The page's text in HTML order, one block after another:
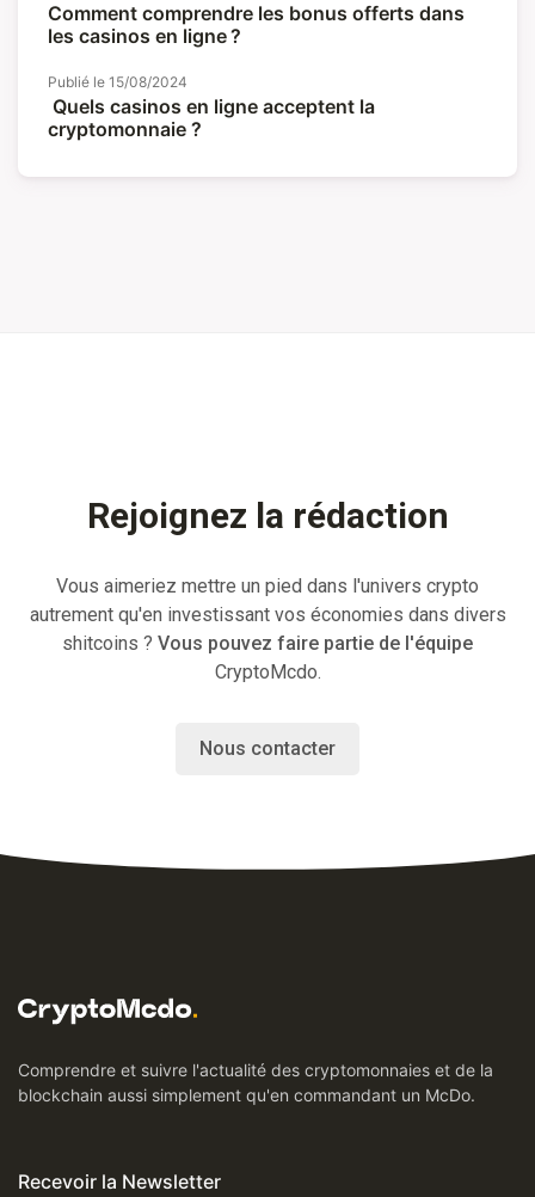
Comment comprendre les bonus offerts dans
les casinos en ligne ?
Publié le 15/08/2024
Quels casinos en ligne acceptent la
cryptomonnaie ?
Rejoignez la rédaction
Vous aimeriez mettre un pied dans l'univers crypto
autrement qu'en investissant vos économies dans divers
shitcoins ? Vous pouvez faire partie de l'équipe
CryptoMcdo.
Nous contacter
Comprendre et suivre l'actualité des cryptomonnaies et de la
blockchain aussi simplement qu'en commandant un McDo.
Recevoir la Newsletter